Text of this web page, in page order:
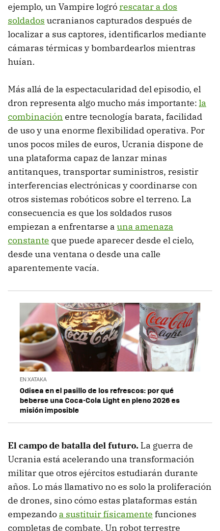
ejemplo, un Vampire logrórescatar a dos
soldados ucranianos capturados después de
localizar a sus captores, identificarlos mediante
cámaras térmicas y bombardearlos mientras
huían.
Más allá de la espectacularidad del episodio, el
dron representa algo mucho más importante: la
combinación entre tecnología barata, facilidad
de uso y una enorme flexibilidad operativa. Por
unos pocos miles de euros, Ucrania dispone de
una plataforma capaz de lanzar minas
antitanques, transportar suministros, resistir
interferencias electrónicas y coordinarse con
otros sistemas robóticos sobre el terreno. La
consecuencia es que los soldados rusos
empiezan a enfrentarse a una amenaza
constante que puede aparecer desde el cielo,
desde una ventana o desde una calle
aparentemente vacía.
EN XATAKA
Odisea en el pasillo de los refrescos: por qué
beberse una Coca-Cola Light en pleno 2026 es
misión imposible
El campo de batalla del futuro. La guerra de
Ucrania está acelerando una transformación
militar que otros ejércitos estudiarán durante
años. Lo más llamativo no es solo la proliferación
de drones, sino cómo estas plataformas están
empezando a sustituir físicamente funciones
completas de combate. Un robot terrestre